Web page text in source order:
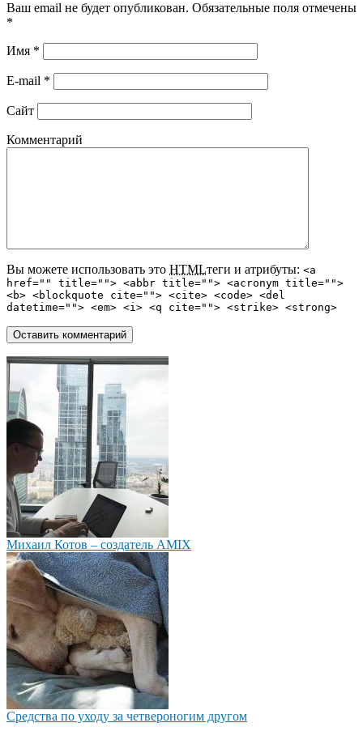
Ваш email не будет опубликован. Обязательные поля отмечены
*
Имя *
E-mail *
Сайт
Комментарий
Вы можете использовать это HTMLтеги и атрибуты: <a
href="" title=""> <abbr title=""> <acronym title="">
<b> <blockquote cite=""> <cite> <code> <del
datetime=""> <em> <i> <q cite=""> <strike> <strong>
Михаил Котов – создатель AMIX
Средства по уходу за четвероногим другом